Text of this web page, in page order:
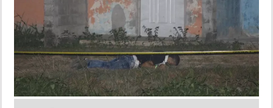
MUNDO
INSÓLITAS
MULTIMEDIA